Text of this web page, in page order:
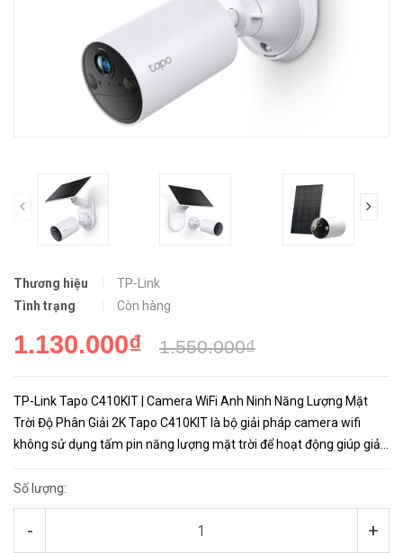
prev
Thương hiệu
TP-Link
Tình trạng
Còn hàng
1.130.000₫ 1.550.000₫
TP-Link Tapo C410KIT | Camera WiFi Anh Ninh Năng Lượng Mặt
Trời Độ Phân Giải 2K Tapo C410KIT là bộ giải pháp camera wifi
không sử dụng tấm pin năng lượng mặt trời để hoạt động giúp giải
Số lượng:
- +